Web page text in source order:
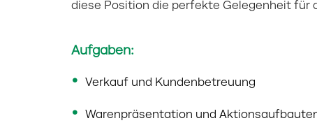
diese Position die perfekte Gelegenheit für
Aufgaben:
Verkauf und Kundenbetreuung
Warenpräsentation und